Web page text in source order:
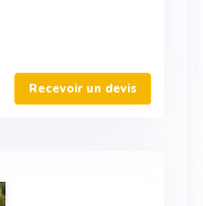
Recevoir un devis